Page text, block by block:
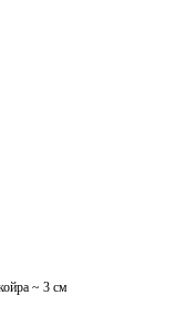
~ 3 см